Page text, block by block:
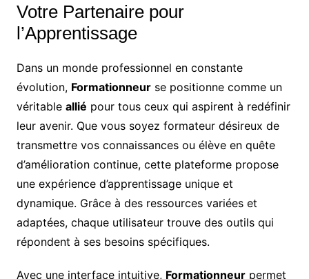
Votre Partenaire pour
l’Apprentissage
Dans un monde professionnel en constante
évolution, Formationneurse positionne comme un
véritable allié pour tous ceux qui aspirent à redéfinir
leur avenir. Que vous soyez formateur désireux de
transmettre vos connaissances ou élève en quête
d’amélioration continue, cette plateforme propose
une expérience d’apprentissage unique et
dynamique. Grâce à des ressources variées et
adaptées, chaque utilisateur trouve des outils qui
répondent à ses besoins spécifiques.
Avec une interface intuitive, Formationneurpermet